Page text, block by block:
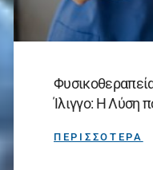
Ίλιγγο: Η Λύση
ΠΕΡΙΣΣΟΤΕΡΑ